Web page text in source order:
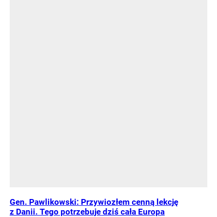
Gen. Pawlikowski: Przywiozłem cenną lekcję
z Danii. Tego potrzebuje dziś cała Europa